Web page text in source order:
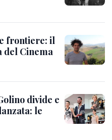
frontiere: il
del Cinema
divide e
le